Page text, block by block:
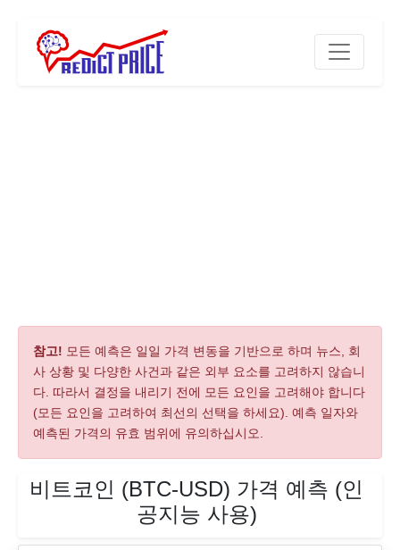
참고! 모든 예측은 일일 가격 변동을 기반으로 하며 뉴스, 회
사 상황 및 다양한 사건과 같은 외부 요소를 고려하지 않습니
다. 따라서 결정을 내리기 전에 모든 요인을 고려해야 합니다
(모든 요인을 고려하여 최선의 선택을 하세요). 예측 일자와
예측된 가격의 유효 범위에 유의하십시오.
비트코인 (BTC-USD) 가격 예측 (인
공지능 사용)